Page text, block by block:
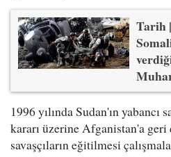
Tarih
1996 yılında Sudan'ın yabancı
kararı üzerine Afganistan'a geri
savaşçıların eğitilmesi